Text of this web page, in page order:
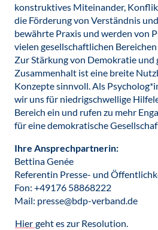
konstruktives Miteinander,
die Förderung von Verständnis
bewährte Praxis und werden von
vielen gesellschaftlichen
Zur Stärkung von Demokratie und
Zusammenhalt ist eine breite
Konzepte sinnvoll. Als
wir uns für niedrigschwellige
Bereich ein und rufen zu mehr
für eine demokratische
Ihre Ansprechpartnerin:
Bettina Genée
Referentin Presse- und
Fon: +49176 58868222
Mail: presse@bdp-verband.de
Hier geht es zur Resolution.